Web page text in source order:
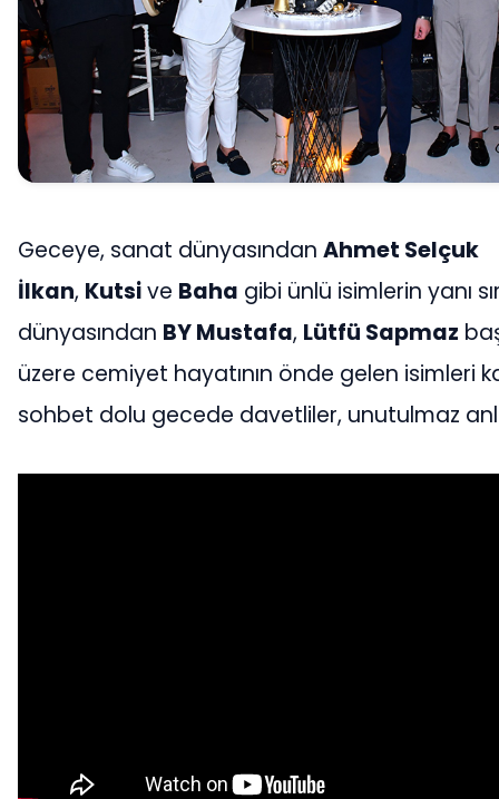
Geceye, sanat dünyasından Ahmet Selçuk
İlkan, Kutsive Baha gibi ünlü isimlerin yanı
dünyasından BY Mustafa, Lütfü Sapmaz
üzere cemiyet hayatının önde gelen isimleri
sohbet dolu gecede davetliler, unutulmaz